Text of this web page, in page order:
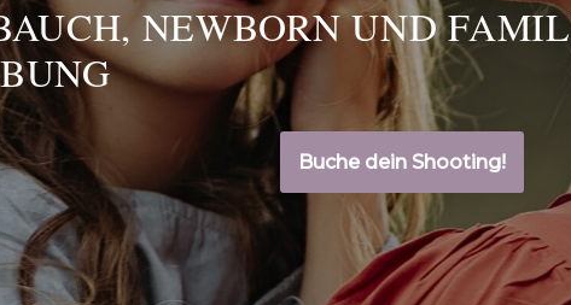
NEWBORN UND
Buche dein Shooting!